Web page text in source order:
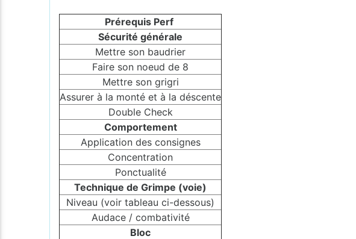
Prérequis Perf
Sécurité générale
Mettre son baudrier
Faire son noeud de 8
Mettre son grigri
Assurer à la monté et à la déscente
Double Check
Comportement
Application des consignes
Concentration
Ponctualité
Technique de Grimpe (voie)
Niveau (voir tableau ci-dessous)
Audace / combativité
Bloc